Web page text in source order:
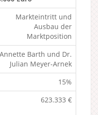
Markteintritt und
Ausbau der
Marktposition
Annette Barth und Dr.
Julian Meyer-Arnek
15%
623.333 €